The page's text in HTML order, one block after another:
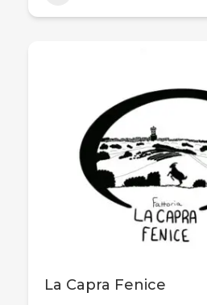
La Capra Fenice